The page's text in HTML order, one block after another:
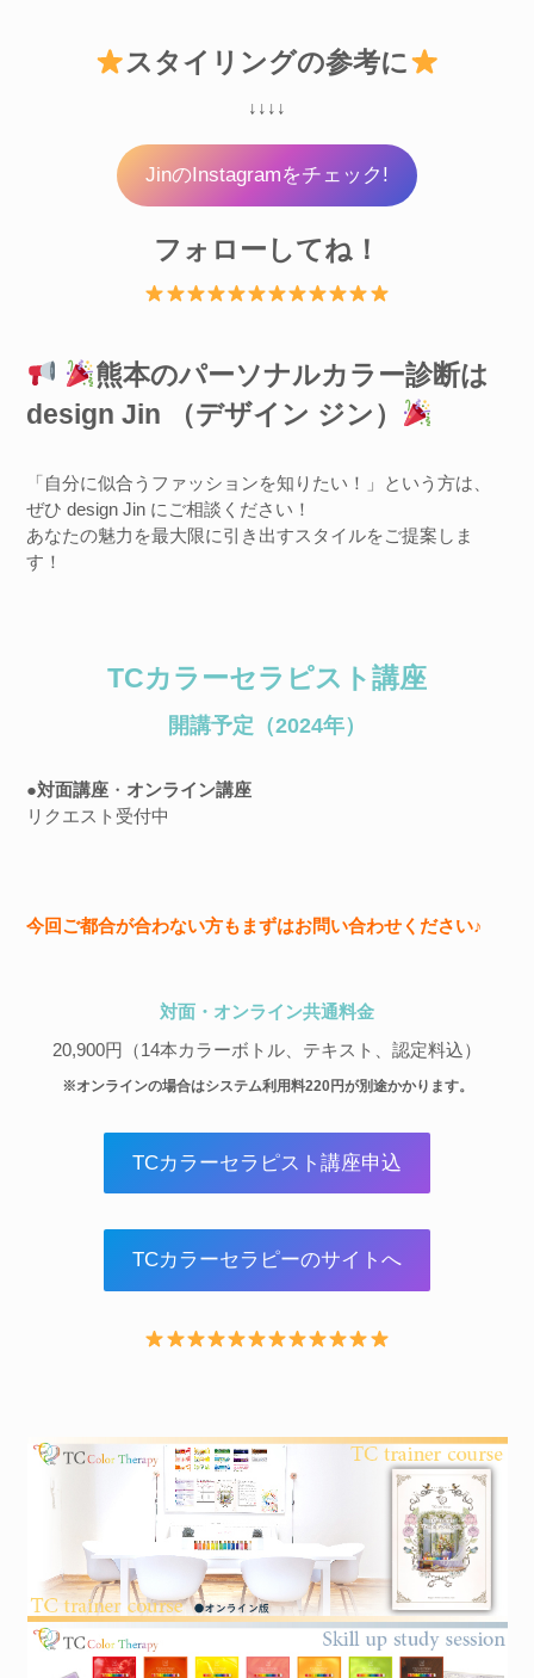
スタイリングの参考に
↓↓↓↓
JinのInstagramをチェック!
フォローしてね！
熊本のパーソナルカラー診断は
design Jin （デザイン ジン）
「自分に似合うファッションを知りたい！」という方は、
ぜひ design Jin にご相談ください！
あなたの魅力を最大限に引き出すスタイルをご提案しま
す！
TCカラーセラピスト講座
開講予定（2024年）
●対面講座 ・ オンライン講座
リクエスト受付中
今回ご都合が合わない方もまずはお問い合わせください♪
対面・オンライン共通料金
20,900円（14本カラーボトル、テキスト、認定料込）
※オンラインの場合はシステム利用料220円が別途かかります。
TCカラーセラピスト講座申込
TCカラーセラピーのサイトへ